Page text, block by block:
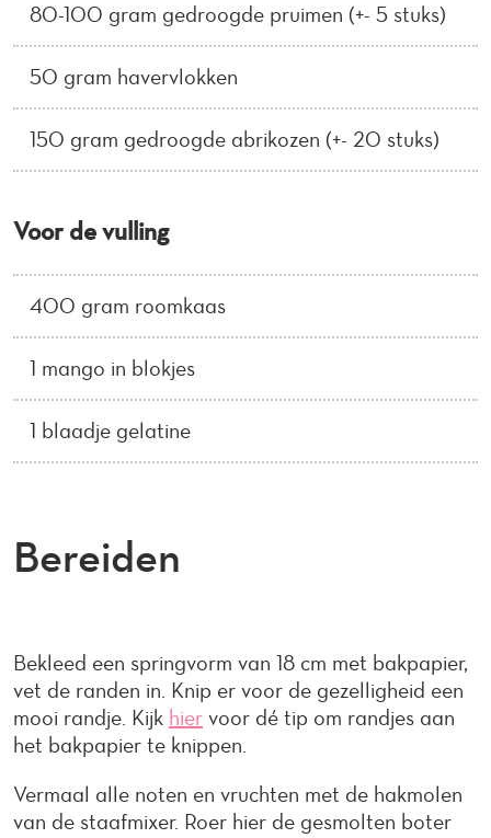
80-100 gram gedroogde pruimen (+- 5 stuks)
50 gram havervlokken
150 gram gedroogde abrikozen (+- 20 stuks)
Voor de vulling
400 gram roomkaas
1 mango in blokjes
1 blaadje gelatine
Bereiden
Bekleed een springvorm van 18 cm met bakpapier,
vet de randen in. Knip er voor de gezelligheid een
mooi randje. Kijk hier voor dé tip om randjes aan
het bakpapier te knippen.
Vermaal alle noten en vruchten met de hakmolen
van de staafmixer. Roer hier de gesmolten boter